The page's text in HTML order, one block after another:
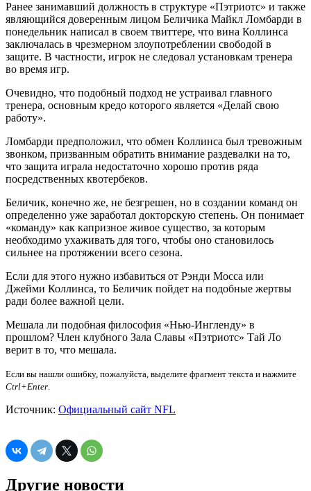
Ранее занимавший должность в структуре «Пэтриотс» и также
являющийся доверенным лицом Беличика Майкл Ломбарди в
понедельник написал в своем твиттере, что вина Коллинса
заключалась в чрезмерном злоупотреблении свободой в
защите. В частности, игрок не следовал установкам тренера
во время игр.
Очевидно, что подобный подход не устраивал главного
тренера, основным кредо которого является «Делай свою
работу».
Ломбарди предположил, что обмен Коллинса был тревожным
звонком, призванным обратить внимание раздевалки на то,
что защита играла недостаточно хорошо против ряда
посредственных квотербеков.
Беличик, конечно же, не безгрешен, но в создании команд он
определенно уже заработал докторскую степень. Он понимает
«команду» как капризное живое существо, за которым
необходимо ухаживать для того, чтобы оно становилось
сильнее на протяжении всего сезона.
Если для этого нужно избавиться от Рэнди Мосса или
Джейми Коллинса, то Беличик пойдет на подобные жертвы
ради более важной цели.
Мешала ли подобная философия «Нью-Ингленду» в
прошлом? Член клубного Зала Славы «Пэтриотс» Тай Ло
верит в то, что мешала.
Если вы нашли ошибку, пожалуйста, выделите фрагмент текста и нажмите
Ctrl+Enter.
Источник: Официальный сайт NFL
Другие новости